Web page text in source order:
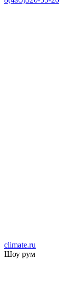
climate.ru
Шоу рум